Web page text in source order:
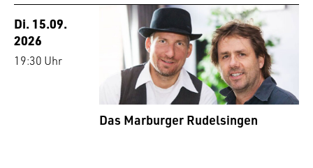
Di. 15.09.
2026
19:30 Uhr
Das Marburger Rudelsingen